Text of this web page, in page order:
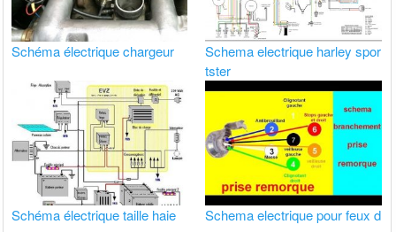
Schéma électrique chargeur
Schema electrique harley spor
tster
Schéma électrique taille haie
Schema electrique pour feux d